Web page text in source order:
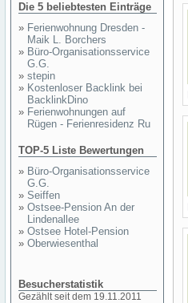
Die 5 beliebtesten Einträge
» Ferienwohnung Dresden -
Maik L. Borchers
» Büro-Organisationsservice
G.G.
» stepin
» Kostenloser Backlink bei
BacklinkDino
» Ferienwohnungen auf
Rügen - Ferienresidenz Ru
TOP-5 Liste Bewertungen
» Büro-Organisationsservice
G.G.
» Seiffen
» Ostsee-Pension An der
Lindenallee
» Ostsee Hotel-Pension
» Oberwiesenthal
Besucherstatistik
Gezählt seit dem 19.11.2011